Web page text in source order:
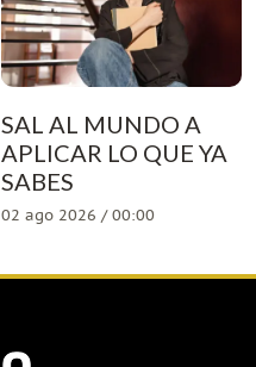
SAL AL MUNDO A
APLICAR LO QUE YA
SABES
02 ago 2026 / 00:00